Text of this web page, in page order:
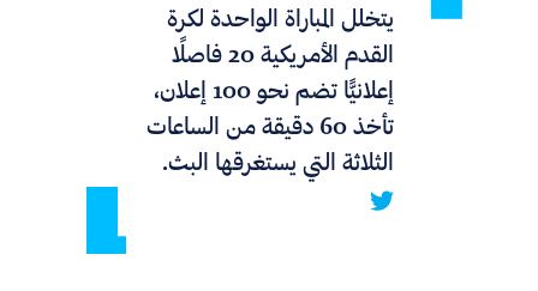
يتخلل المباراة الواحدة لكرة
القدم الأمريكية 20 فاصلًا
إعلانيًّا تضم نحو 100 إعلان،
تأخذ 60 دقيقة من الساعات
الثلاثة التي يستغرقها البث.